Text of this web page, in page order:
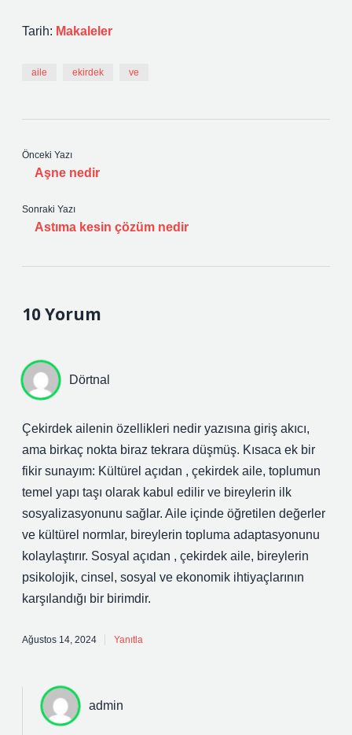
Tarih: Makaleler
aile ekirdek ve
Önceki Yazı
Aşne nedir
Sonraki Yazı
Astıma kesin çözüm nedir
10 Yorum
Dörtnal
Çekirdek ailenin özellikleri nedir yazısına giriş akıcı,
ama birkaç nokta biraz tekrara düşmüş. Kısaca ek bir
fikir sunayım: Kültürel açıdan , çekirdek aile, toplumun
temel yapı taşı olarak kabul edilir ve bireylerin ilk
sosyalizasyonunu sağlar. Aile içinde öğretilen değerler
ve kültürel normlar, bireylerin topluma adaptasyonunu
kolaylaştırır. Sosyal açıdan , çekirdek aile, bireylerin
psikolojik, cinsel, sosyal ve ekonomik ihtiyaçlarının
karşılandığı bir birimdir.
Ağustos 14, 2024 Yanıtla
admin